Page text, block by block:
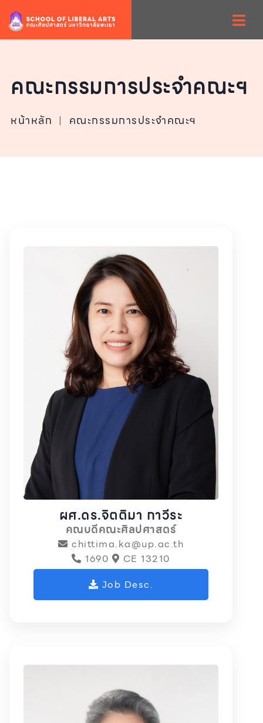
คณะกรรมการประจำคณะฯ
หน้าหลัก | คณะกรรมการประจำคณะฯ
ผศ.ดร.จิตติมา กาวีระ
คณบดีคณะศิลปศาสตร์
chittima.ka@up.ac.th
1690
CE 13210
Job Desc.